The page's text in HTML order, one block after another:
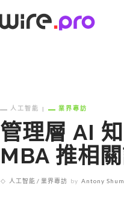
人工智能 業界專訪
管理層 AI
MBA 推相
人工智能 業界專訪 by Antony Shum